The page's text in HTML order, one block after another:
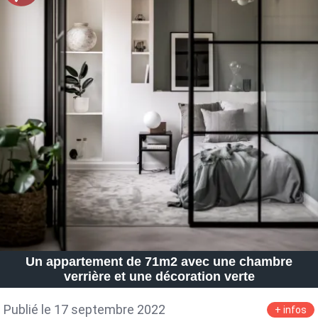
Un appartement de 71m2 avec une chambre
verrière et une décoration verte
Publié le 17 septembre 2022 + infos